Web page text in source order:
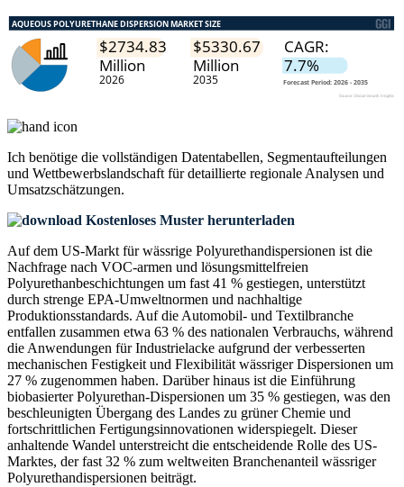
Ich benötige die vollständigen Datentabellen, Segmentaufteilungen
und Wettbewerbslandschaft für detaillierte regionale Analysen und
Umsatzschätzungen.
Kostenloses Muster herunterladen
Auf dem US-Markt für wässrige Polyurethandispersionen ist die
Nachfrage nach VOC-armen und lösungsmittelfreien
Polyurethanbeschichtungen um fast 41 % gestiegen, unterstützt
durch strenge EPA-Umweltnormen und nachhaltige
Produktionsstandards. Auf die Automobil- und Textilbranche
entfallen zusammen etwa 63 % des nationalen Verbrauchs, während
die Anwendungen für Industrielacke aufgrund der verbesserten
mechanischen Festigkeit und Flexibilität wässriger Dispersionen um
27 % zugenommen haben. Darüber hinaus ist die Einführung
biobasierter Polyurethan-Dispersionen um 35 % gestiegen, was den
beschleunigten Übergang des Landes zu grüner Chemie und
fortschrittlichen Fertigungsinnovationen widerspiegelt. Dieser
anhaltende Wandel unterstreicht die entscheidende Rolle des US-
Marktes, der fast 32 % zum weltweiten Branchenanteil wässriger
Polyurethandispersionen beiträgt.